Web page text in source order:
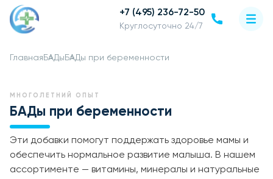
+7 (495) 236-72-50
Круглосуточно 24/7
Главная БАДы БАДы при беременности
МНОГОЛЕТНИЙ ОПЫТ
БАДы при беременности
Эти добавки помогут поддержать здоровье мамы и
обеспечить нормальное развитие малыша. В нашем
ассортименте — витамины, минералы и натуральные